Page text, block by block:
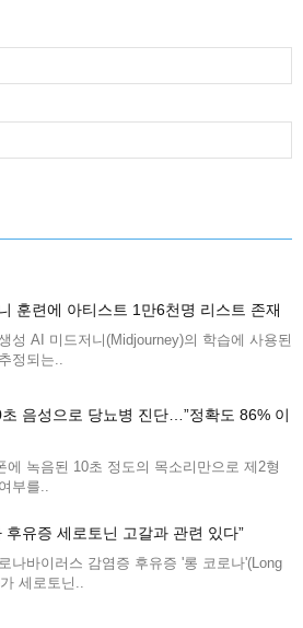
훈련에 아티스트 1만6천명 리스트 존재
성 AI 미드저니(Midjourney)의 학습에 사용된
정되는..
음성으로 당뇨병 진단…”정확도 86% 이
에 녹음된 10초 정도의 목소리만으로 제2형
부를..
후유증 세로토닌 고갈과 관련 있다”
나바이러스 감염증 후유증 '롱 코로나'(Long
세로토닌..